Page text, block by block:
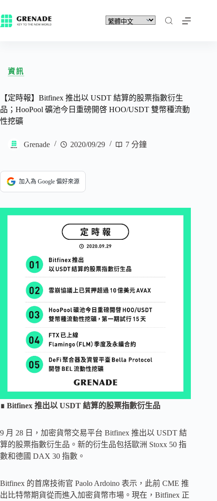
資訊
【定時報】Bitfinex 推出以 USDT 結算的股票指數衍生
品；HooPool 礦池今日重磅開啓 HOO/USDT 雙幣種流動
性挖礦
Grenade 2020/09/29 7 分鐘
加入為 Google 偏好來源
∎ Bitfinex 推出以 USDT 結算的股票指數衍生品
9 月 28 日，加密貨幣交易平台 Bitfinex 推出以 USDT 結
算的股票指數衍生品。新的衍生品包括歐洲 Stoxx 50 指
數和德國 DAX 30 指數。
Bitfinex 的首席技術官 Paolo Ardoino 表示，此前 CME 推
出比特幣期貨從而進入加密貨幣市場。現在，Bitfinex 正